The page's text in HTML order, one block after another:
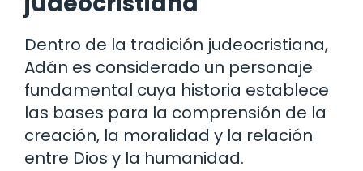
Dentro de la tradición judeocristiana,
Adán es considerado un personaje
fundamental cuya historia establece
las bases para la comprensión de la
creación, la moralidad y la relación
entre Dios y la humanidad.